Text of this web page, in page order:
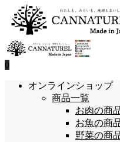
0
オンラインショップ
商品一覧
お肉の商
お魚の商
野菜の商